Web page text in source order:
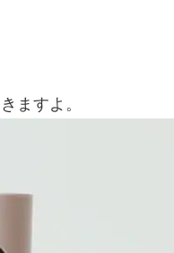
ますよ。